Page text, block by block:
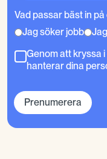
Vad passar bäst in på
Jag söker jobb
Genom att kryssa
hanterar dina
Prenumerera